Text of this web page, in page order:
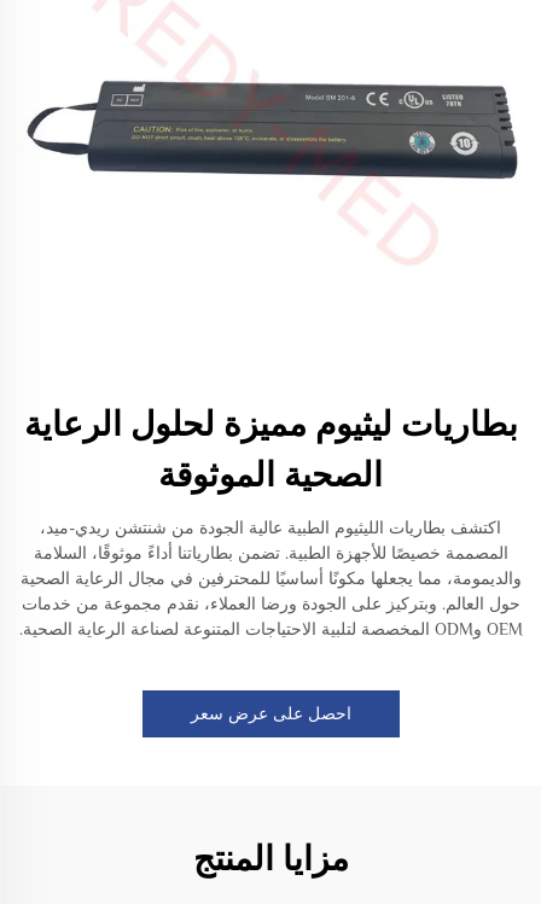
بطاريات ليثيوم مميزة لحلول الرعاية
الصحية الموثوقة
اكتشف بطاريات الليثيوم الطبية عالية الجودة من شنتشن ريدي-ميد،
المصممة خصيصًا للأجهزة الطبية. تضمن بطارياتنا أداءً موثوقًا، السلامة
والديمومة، مما يجعلها مكونًا أساسيًا للمحترفين في مجال الرعاية الصحية
حول العالم. وبتركيز على الجودة ورضا العملاء، نقدم مجموعة من خدمات
OEM وODM المخصصة لتلبية الاحتياجات المتنوعة لصناعة الرعاية الصحية.
احصل على عرض سعر
مزايا المنتج